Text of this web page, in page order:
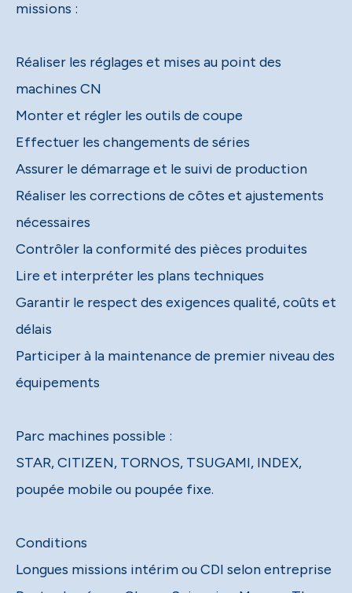
missions :
Réaliser les réglages et mises au point des
machines CN
Monter et régler les outils de coupe
Effectuer les changements de séries
Assurer le démarrage et le suivi de production
Réaliser les corrections de côtes et ajustements
nécessaires
Contrôler la conformité des pièces produites
Lire et interpréter les plans techniques
Garantir le respect des exigences qualité, coûts et
délais
Participer à la maintenance de premier niveau des
équipements
Parc machines possible :
STAR, CITIZEN, TORNOS, TSUGAMI, INDEX,
poupée mobile ou poupée fixe.
Conditions
Longues missions intérim ou CDI selon entreprise